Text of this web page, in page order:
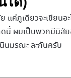
ค่ภูเดียวจะเขียนอ
นี้ ผมเป็นพวกมีนิสั
นมรณะ ละกันครับ